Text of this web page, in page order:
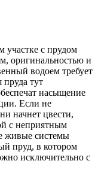
участке с прудом
оригинальностью и
водоем требует
тут
насыщение
Если не
начнет цвести,
с неприятным
живые системы
пруд, в котором
исключительно с